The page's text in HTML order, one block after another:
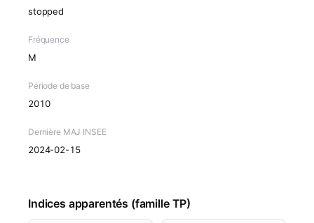
stopped
Fréquence
M
Période de base
2010
Dernière MAJ INSEE
2024-02-15
Indices apparentés (famille TP)